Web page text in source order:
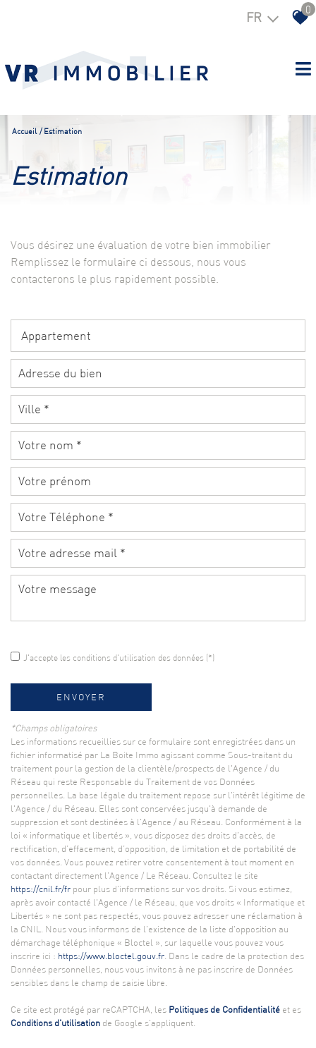
FR
0
Accueil Estimation
estimation
Vous désirez une évaluation de votre bien immobilier
Remplissez le formulaire ci dessous, nous vous
contacterons le plus rapidement possible.
Appartement
J'accepte les conditions d'utilisation des données (*)
ENVOYER
*Champs obligatoires
Les informations recueillies sur ce formulaire sont enregistrées dans un
fichier informatisé par La Boite Immo agissant comme Sous-traitant du
traitement pour la gestion de la clientèle/prospects de l'Agence / du
Réseau qui reste Responsable du Traitement de vos Données
personnelles. La base légale du traitement repose sur l'intérêt légitime de
l'Agence / du Réseau. Elles sont conservées jusqu'à demande de
suppression et sont destinées à l'Agence / au Réseau. Conformément à la
loi « informatique et libertés », vous disposez des droits d’accès, de
rectification, d’effacement, d’opposition, de limitation et de portabilité de
vos données. Vous pouvez retirer votre consentement à tout moment en
contactant directement l’Agence / Le Réseau. Consultez le site
https://cnil.fr/fr pour plus d’informations sur vos droits. Si vous estimez,
après avoir contacté l'Agence / le Réseau, que vos droits « Informatique et
Libertés » ne sont pas respectés, vous pouvez adresser une réclamation à
la CNIL. Nous vous informons de l’existence de la liste d'opposition au
démarchage téléphonique « Bloctel », sur laquelle vous pouvez vous
inscrire ici : https://www.bloctel.gouv.fr . Dans le cadre de la protection des
Données personnelles, nous vous invitons à ne pas inscrire de Données
sensibles dans le champ de saisie libre.
Ce site est protégé par reCAPTCHA, les Politiques de Confidentialité et es
Conditions d'utilisation de Google s'appliquent.